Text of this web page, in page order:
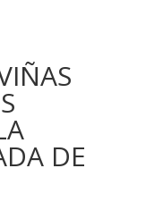
DE